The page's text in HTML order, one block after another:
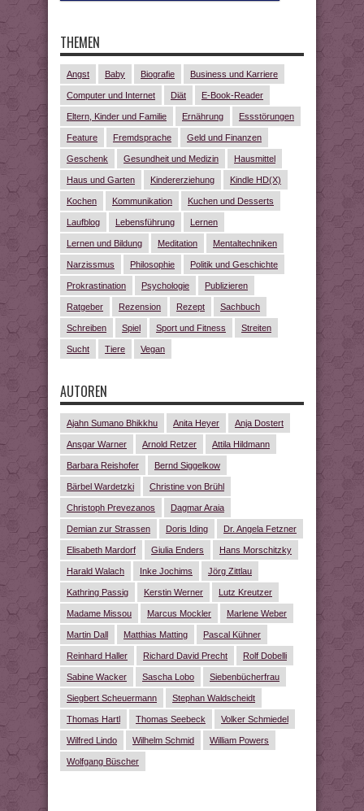
THEMEN
Angst Baby Biografie Business und Karriere
Computer und Internet Diät E-Book-Reader
Eltern, Kinder und Familie Ernährung Essstörungen
Feature Fremdsprache Geld und Finanzen
Geschenk Gesundheit und Medizin Hausmittel
Haus und Garten Kindererziehung Kindle HD(X)
Kochen Kommunikation Kuchen und Desserts
Laufblog Lebensführung Lernen
Lernen und Bildung Meditation Mentaltechniken
Narzissmus Philosophie Politik und Geschichte
Prokrastination Psychologie Publizieren
Ratgeber Rezension Rezept Sachbuch
Schreiben Spiel Sport und Fitness Streiten
Sucht Tiere Vegan
AUTOREN
Ajahn Sumano Bhikkhu Anita Heyer Anja Dostert
Ansgar Warner Arnold Retzer Attila Hildmann
Barbara Reishofer Bernd Siggelkow
Bärbel Wardetzki Christine von Brühl
Christoph Prevezanos Dagmar Araia
Demian zur Strassen Doris Iding Dr. Angela Fetzner
Elisabeth Mardorf Giulia Enders Hans Morschitzky
Harald Walach Inke Jochims Jörg Zittlau
Kathring Passig Kerstin Werner Lutz Kreutzer
Madame Missou Marcus Mockler Marlene Weber
Martin Dall Matthias Matting Pascal Kühner
Reinhard Haller Richard David Precht Rolf Dobelli
Sabine Wacker Sascha Lobo Siebenbücherfrau
Siegbert Scheuermann Stephan Waldscheidt
Thomas Hartl Thomas Seebeck Volker Schmiedel
Wilfred Lindo Wilhelm Schmid William Powers
Wolfgang Büscher